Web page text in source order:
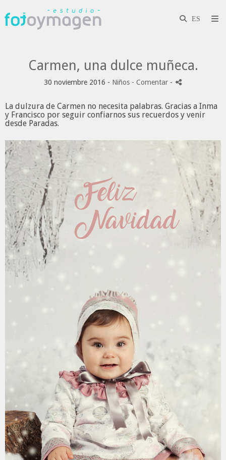
Carmen, una dulce muñeca.
30 noviembre 2016 - Niños - Comentar -
La dulzura de Carmen no necesita palabras. Gracias a Inma
y Francisco por seguir confiarnos sus recuerdos y venir
desde Paradas.